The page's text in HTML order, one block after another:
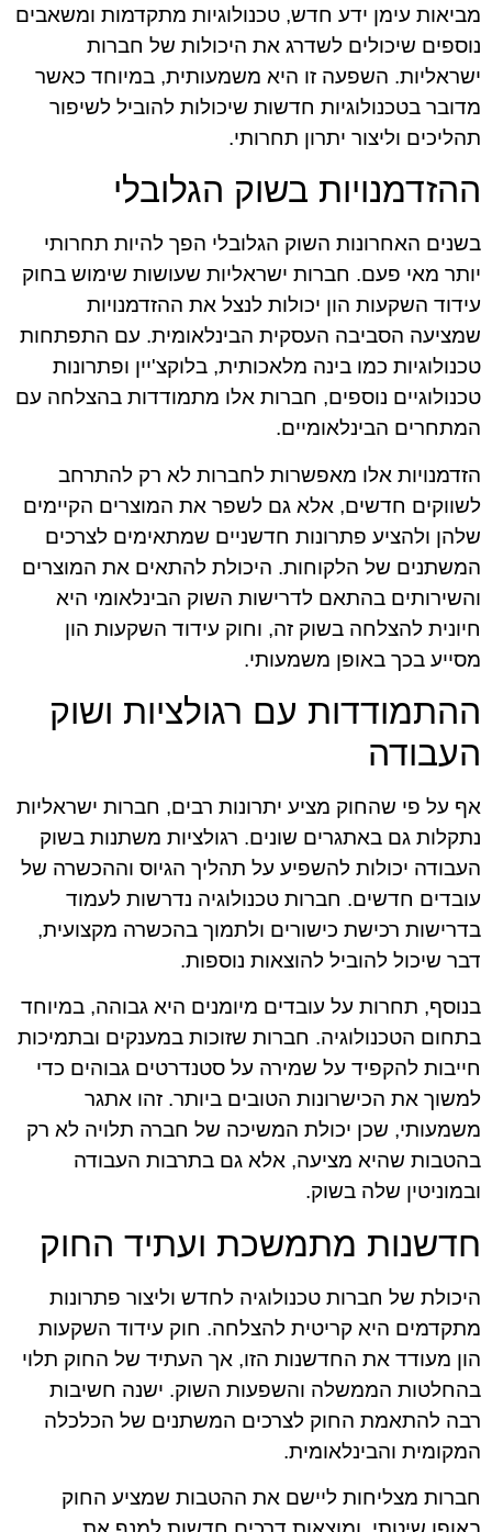
מביאות עימן ידע חדש, טכנולוגיות מתקדמות ומשאבים
נוספים שיכולים לשדרג את היכולות של חברות
ישראליות. השפעה זו היא משמעותית, במיוחד כאשר
מדובר בטכנולוגיות חדשות שיכולות להוביל לשיפור
תהליכים וליצור יתרון תחרותי.
ההזדמנויות בשוק הגלובלי
בשנים האחרונות השוק הגלובלי הפך להיות תחרותי
יותר מאי פעם. חברות ישראליות שעושות שימוש בחוק
עידוד השקעות הון יכולות לנצל את ההזדמנויות
שמציעה הסביבה העסקית הבינלאומית. עם התפתחות
טכנולוגיות כמו בינה מלאכותית, בלוקצ'יין ופתרונות
טכנולוגיים נוספים, חברות אלו מתמודדות בהצלחה עם
המתחרים הבינלאומיים.
הזדמנויות אלו מאפשרות לחברות לא רק להתרחב
לשווקים חדשים, אלא גם לשפר את המוצרים הקיימים
שלהן ולהציע פתרונות חדשניים שמתאימים לצרכים
המשתנים של הלקוחות. היכולת להתאים את המוצרים
והשירותים בהתאם לדרישות השוק הבינלאומי היא
חיונית להצלחה בשוק זה, וחוק עידוד השקעות הון
מסייע בכך באופן משמעותי.
ההתמודדות עם רגולציות ושוק
העבודה
אף על פי שהחוק מציע יתרונות רבים, חברות ישראליות
נתקלות גם באתגרים שונים. רגולציות משתנות בשוק
העבודה יכולות להשפיע על תהליך הגיוס וההכשרה של
עובדים חדשים. חברות טכנולוגיה נדרשות לעמוד
בדרישות רכישת כישורים ולתמוך בהכשרה מקצועית,
דבר שיכול להוביל להוצאות נוספות.
בנוסף, תחרות על עובדים מיומנים היא גבוהה, במיוחד
בתחום הטכנולוגיה. חברות שזוכות במענקים ובתמיכות
חייבות להקפיד על שמירה על סטנדרטים גבוהים כדי
למשוך את הכישרונות הטובים ביותר. זהו אתגר
משמעותי, שכן יכולת המשיכה של חברה תלויה לא רק
בהטבות שהיא מציעה, אלא גם בתרבות העבודה
ובמוניטין שלה בשוק.
חדשנות מתמשכת ועתיד החוק
היכולת של חברות טכנולוגיה לחדש וליצור פתרונות
מתקדמים היא קריטית להצלחה. חוק עידוד השקעות
הון מעודד את החדשנות הזו, אך העתיד של החוק תלוי
בהחלטות הממשלה והשפעות השוק. ישנה חשיבות
רבה להתאמת החוק לצרכים המשתנים של הכלכלה
המקומית והבינלאומית.
חברות מצליחות ליישם את ההטבות שמציע החוק